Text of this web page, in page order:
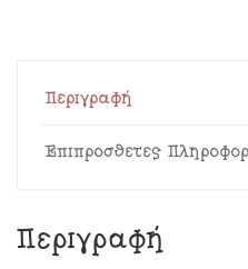
Περιγραφή
Επιπρόσθετες
Περιγραφή